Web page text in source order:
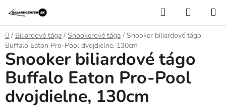
obsah
Hľadať
KOŠÍK
Domov
/ Biliardové tága / Snookerové tága / Snooker biliardové tágo
Buffalo Eaton Pro-Pool dvojdielne, 130cm
Snooker biliardové tágo
Buffalo Eaton Pro-Pool
dvojdielne, 130cm